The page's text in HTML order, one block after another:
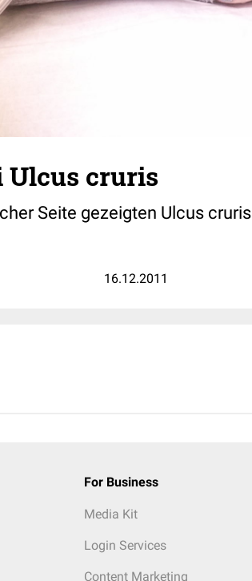
Ulcus cruris
Seite gezeigten Ulcus cruris
16.12.2011
For Business
Media Kit
Login Services
Content Marketing